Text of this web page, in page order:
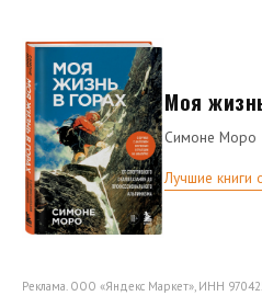
Моя
Симоне Моро
Лучшие книги
Реклама. ООО «Яндекс Маркет», ИНН